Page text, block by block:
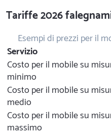
Tariffe 2026
Esempi di prezzi per il
Servizio
Costo per il mobile su
minimo
Costo per il mobile su
medio
Costo per il mobile su
massimo